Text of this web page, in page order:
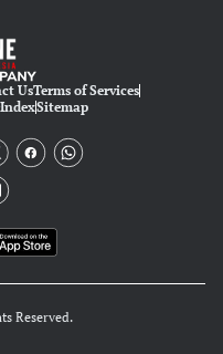
UsTerms of Services
IndexSitemap
Reserved.